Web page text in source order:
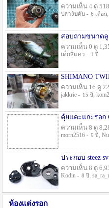
ความเห็น 4 ดู 518
ปลางับคับ - 6 เดือน
สอบถามขนาดลู
ความเห็น 0 ดู
เด็กสี่แคว - 1 ปี
SHIMANO
ความเห็น 16 ดู
jakkrie - 15 ปี ,
คุ้ยแคะแกะรอก
ความเห็น 8 ดู
morn2516 - 9 ปี ,
ประกอ
ความเห็น 8 ดู
Kodin - 8 ปี ,
ห้องแต่งรอก